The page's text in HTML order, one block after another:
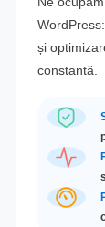
și
constantă.